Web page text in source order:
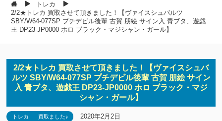
トレカ
2/2★トレカ 買取させて頂きました！【ヴァイスシュバルツ
SBY/W64-077SP プチデビル後輩 古賀 朋絵 サイン入 青ブタ、遊戯
王 DP23-JP0000 ホロ ブラック・マジシャン・ガール】
2/2★トレカ 買取させて頂きました！【ヴァイスシュバ
ルツ SBY/W64-077SP プチデビル後輩 古賀 朋絵 サイン
入 青ブタ、遊戯王 DP23-JP0000 ホロ ブラック・マジ
シャン・ガール】
トレカ 買取ました♪ 2020年2月2日